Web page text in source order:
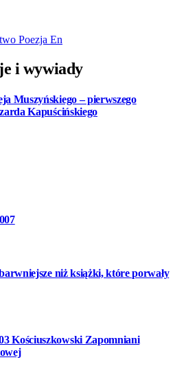
Poezja En
i wywiady
Muszyńskiego – pierwszego
Kapuścińskiego
niż książki, które porwały
Kościuszkowski Zapomniani